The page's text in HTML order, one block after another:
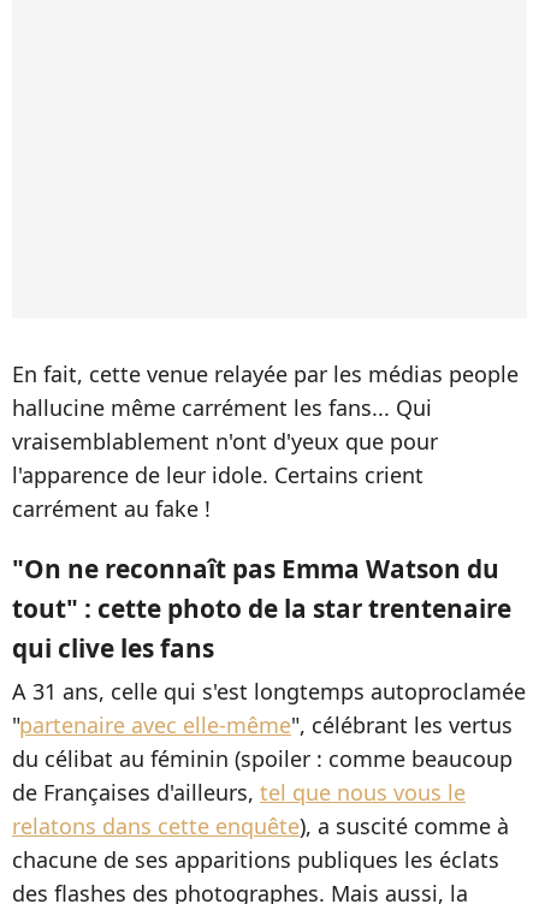
En fait, cette venue relayée par les médias people
hallucine même carrément les fans... Qui
vraisemblablement n'ont d'yeux que pour
l'apparence de leur idole. Certains crient
carrément au fake !
"On ne reconnaît pas Emma Watson du
tout" : cette photo de la star trentenaire
qui clive les fans
A 31 ans, celle qui s'est longtemps autoproclamée
"partenaire avec elle-même", célébrant les vertus
du célibat au féminin (spoiler : comme beaucoup
de Françaises d'ailleurs, tel que nous vous le
relatons dans cette enquête), a suscité comme à
chacune de ses apparitions publiques les éclats
des flashes des photographes. Mais aussi, la